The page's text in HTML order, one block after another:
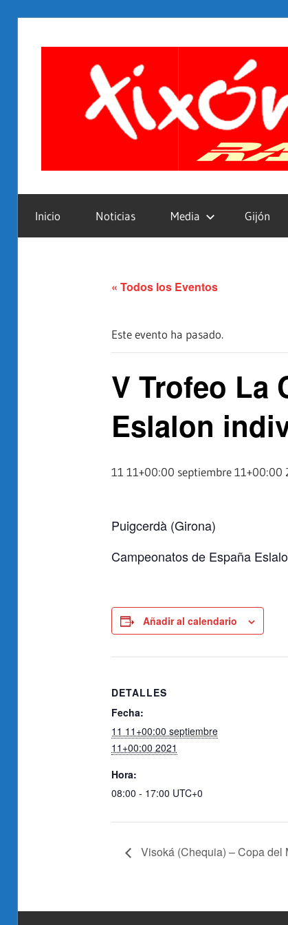
Inicio Noticias Media Gijón
« Todos los Eventos
Este evento ha pasado.
V Trofeo La
Eslalon
11 11+00:00 septiembre 11+00:00
Puigcerdà (Girona)
Campeonatos de España
Añadir al calendario
DETALLES
Fecha:
11 11+00:00 septiembre
11+00:00 2021
Hora:
08:00 - 17:00 UTC+0
Visoká (Chequia) – Copa del